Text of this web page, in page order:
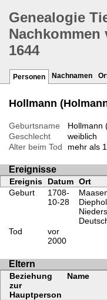
Genealogie
1644
Personen Nachnamen
Hollmann
Geburtsname
Hollmann
Geschlecht
weiblich
Alter beim Tod
mehr als
Ereignisse
Ereignis Datum Ort
Geburt
1708-
10-28
Tod
vor
2000
Eltern
Beziehung
zur
Hauptperson
Name